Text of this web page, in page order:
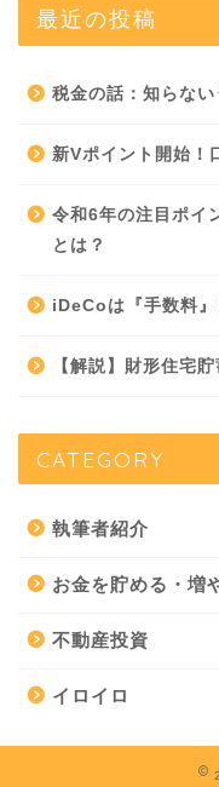
最近の投稿
税金の話：知らな
新Vポイント開始！
令和6年の注目ポイ
とは？
iDeCoは『手数料』
【解説】財形住宅
CATEGORY
執筆者紹介
お金を貯める・増
不動産投資
イロイロ